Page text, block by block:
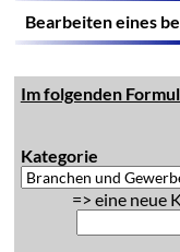
Bearbeiten eines
Im folgenden
Kategorie
=> eine neue